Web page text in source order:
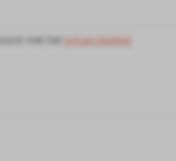
met het privacybeleid